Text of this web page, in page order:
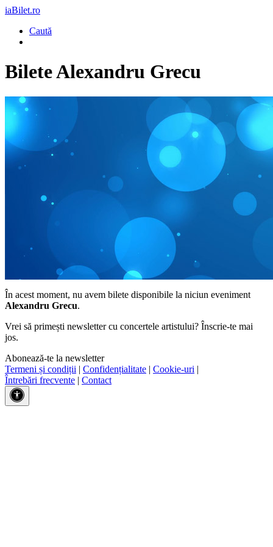
iaBilet.ro
Caută
BileteAlexandru Grecu
În acest moment, nu avem bilete disponibile la niciun eveniment
Alexandru Grecu.
Vrei să primești newsletter cu concertele artistului? Înscrie-te mai
jos.
Abonează-te la newsletter
Termeni și condiții | Confidențialitate | Cookie-uri |
Întrebări frecvente | Contact